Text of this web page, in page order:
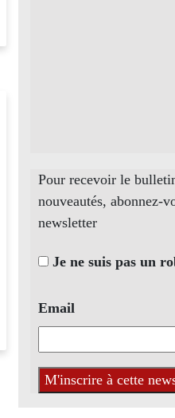
Pour recevoir le
nouveautés, abonnez-
newsletter
Je ne suis pas un
Email